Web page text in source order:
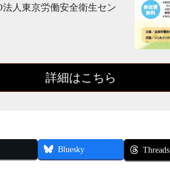
人東京労働安全衛生セン
詳細はこちら
Bluesky Threads